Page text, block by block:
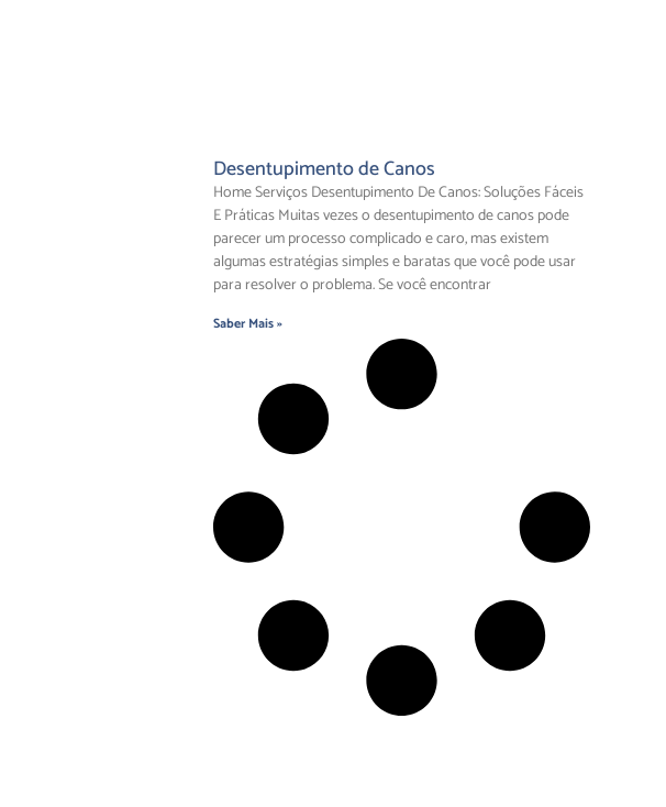
Desentupimento de Canos
Home Serviços Desentupimento De Canos: Soluções Fáceis
E Práticas Muitas vezes o desentupimento de canos pode
parecer um processo complicado e caro, mas existem
algumas estratégias simples e baratas que você pode usar
para resolver o problema. Se você encontrar
Saber Mais »